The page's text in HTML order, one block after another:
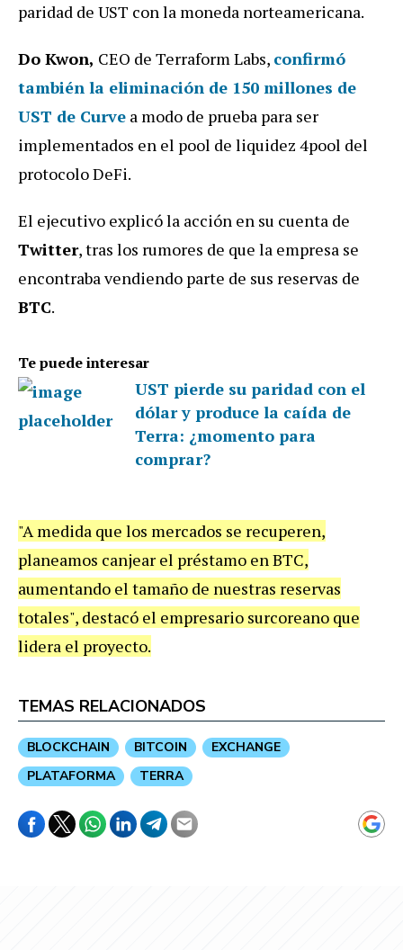
paridad de UST con la moneda norteamericana.
Do Kwon, CEO de Terraform Labs, confirmó
también la eliminación de 150 millones de
UST de Curve a modo de prueba para ser
implementados en el pool de liquidez 4pool del
protocolo DeFi.
El ejecutivo explicó la acción en su cuenta de
Twitter, tras los rumores de que la empresa se
encontraba vendiendo parte de sus reservas de
BTC.
Te puede interesar
UST pierde su paridad con el
dólar y produce la caída de
Terra: ¿momento para
comprar?
"A medida que los mercados se recuperen,
planeamos canjear el préstamo en BTC,
aumentando el tamaño de nuestras reservas
totales", destacó el empresario surcoreano que
lidera el proyecto.
TEMAS RELACIONADOS
BLOCKCHAIN BITCOIN
EXCHANGE
PLATAFORMA
TERRA